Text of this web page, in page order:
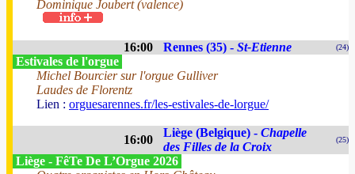
Dominique Joubert (valence)
16:00 Rennes (35) - St-Etienne (24)
Estivales de l'orgue
Michel Bourcier sur l'orgue Gulliver
Laudes de Florentz
Lien : orguesarennes.fr/les-estivales-de-lorgue/
16:00
Liège (Belgique) - Chapelle
des Filles de la Croix
(25)
Liège - FêTe De L’Orgue 2026